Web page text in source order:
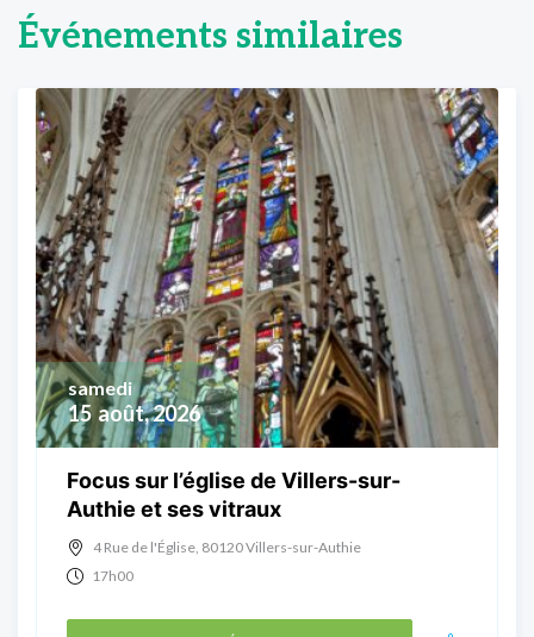
Événements similaires
15 août, 2026
samedi
Focus sur l’église de Villers-sur-
Authie et ses vitraux
4 Rue de l'Église, 80120 Villers-sur-Authie
17h00